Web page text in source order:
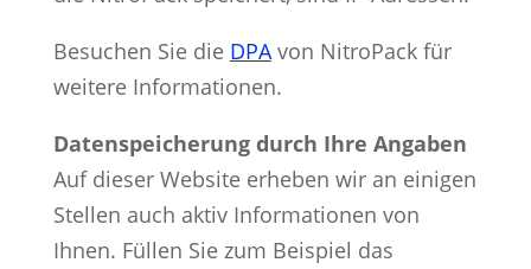
Besuchen Sie die DPAvon NitroPack für
weitere Informationen.
Datenspeicherung durch Ihre Angaben
Auf dieser Website erheben wir an einigen
Stellen auch aktiv Informationen von
Ihnen. Füllen Sie zum Beispiel das